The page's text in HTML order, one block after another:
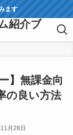
ます
紹介ブ
】無課金向
の良い方法
月28日